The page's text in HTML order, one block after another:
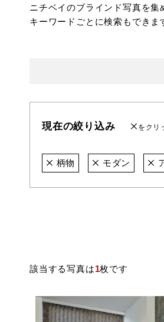
ニチベイのブラインド写真を集
キーワードごとに検索もできま
現在の絞り込み をクリ
柄物 モダン
該当する写真は1枚です